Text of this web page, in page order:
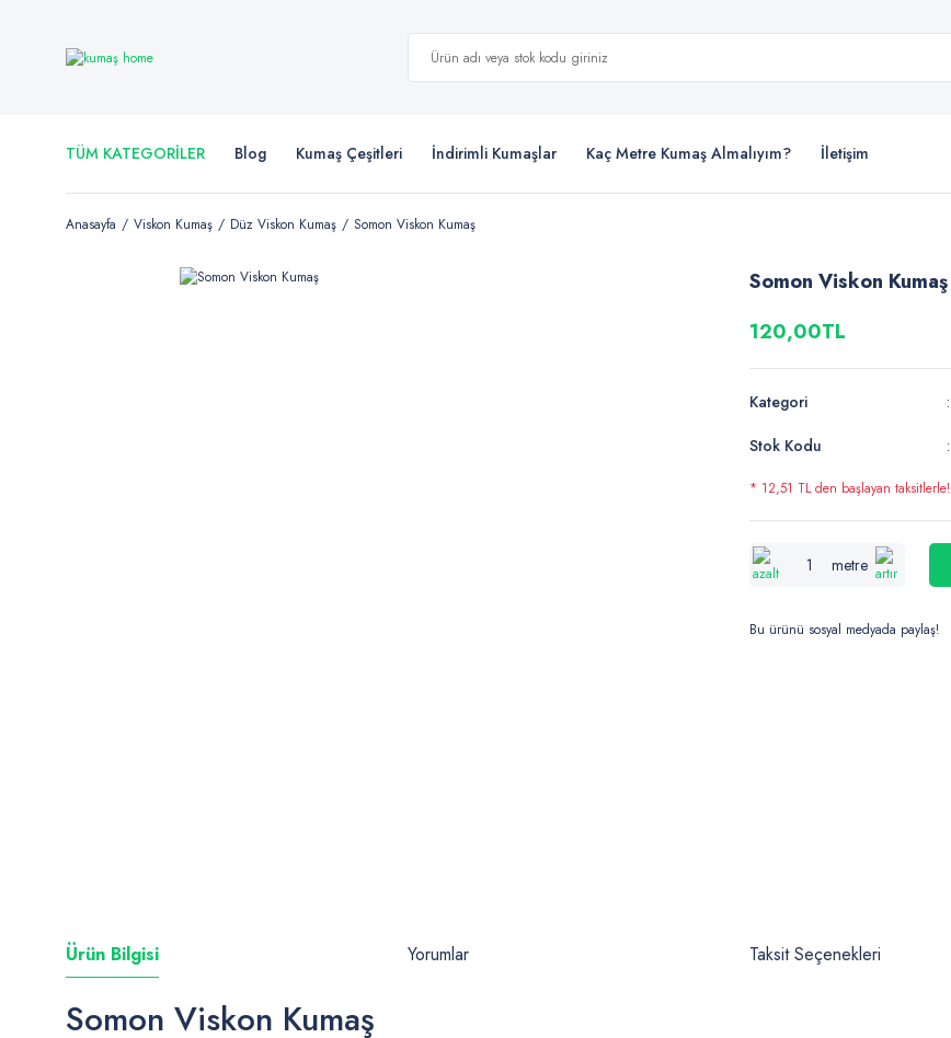
TÜM KATEGORİLER Blog Kumaş Çeşitleri İndirimli Kumaşlar Kaç Metre Kumaş Almalıyım? İletişim
Anasayfa Viskon Kumaş Düz Viskon Kumaş Somon Viskon Kumaş
Somon Viskon Kumaş
120,00TL
Kategori
Stok Kodu
* 12,51 TL den başlayan taksitlerle!
metre
Bu ürünü sosyal medyada paylaş!
Ürün Bilgisi Yorumlar Taksit Seçenekleri
Somon Viskon Kumaş